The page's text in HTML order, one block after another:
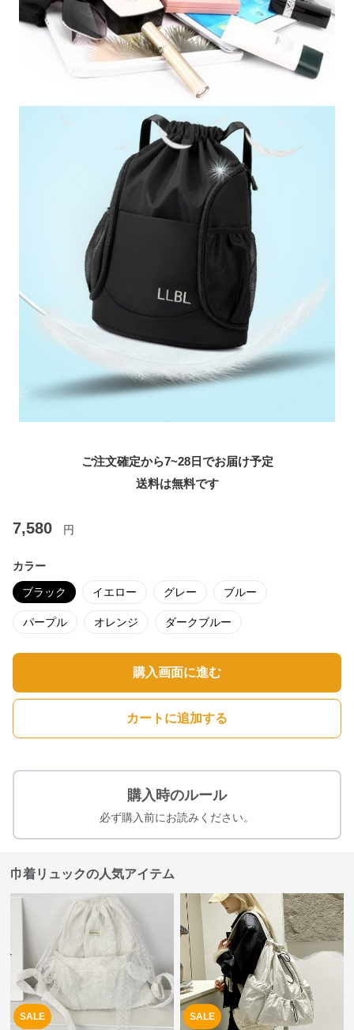
ご注文確定から7~28日でお届け予定
送料は無料です
7,580 円
カラー
ブラック イエロー グレー ブルー
パープル オレンジ ダークブルー
購入画面に進む
カートに追加する
購入時のルール
必ず購入前にお読みください。
巾着リュックの人気アイテム
SALE SALE